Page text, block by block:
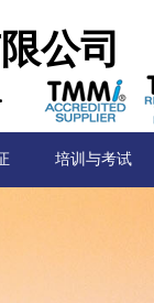
培训与考试
公司